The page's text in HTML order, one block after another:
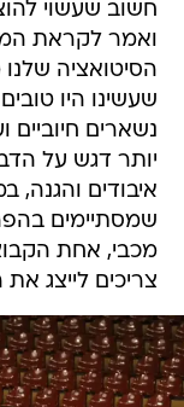
חשוב שעשוי
ואמר לקראת
הסיטואציה
שעשינו היו
נשארים חיוביים
יותר דגש על
איבודים והגנה,
שמסתיימים
מכבי, אחת
צריכים לייצג